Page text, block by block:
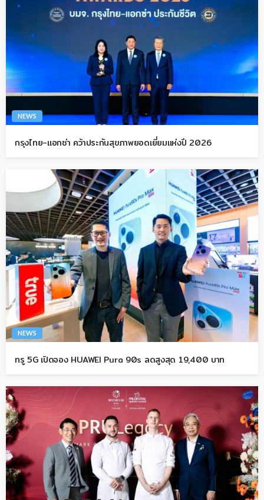
NEWS
กรุงไทย-แอกซ่า คว้าประกันสุขภาพยอดเยี่ยมแห่งปี 2026
NEWS
ทรู 5G เปิดจอง HUAWEI Pura 90s ลดสูงสุด 19,400 บาท